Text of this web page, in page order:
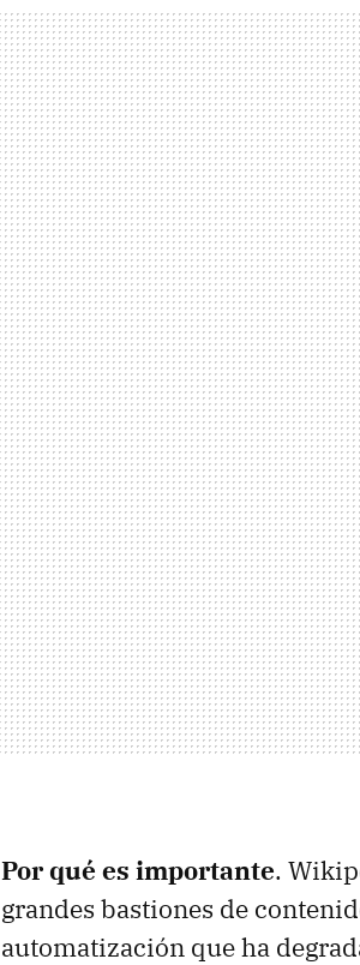
Por qué es importante.
grandes bastiones de
automatización que ha